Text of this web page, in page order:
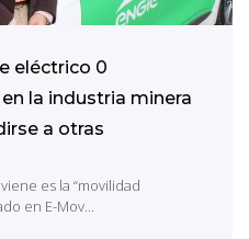
eléctrico 0
la industria minera
a otras
es la “movilidad
en E-Mov...